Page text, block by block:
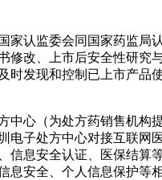
家认监委会同国家药监
修改、上市后安全性研
时发现和控制已上市产
中心（为处方药销售机
电子处方中心对接互联
息安全认证、医保结
息安全、个人信息保护